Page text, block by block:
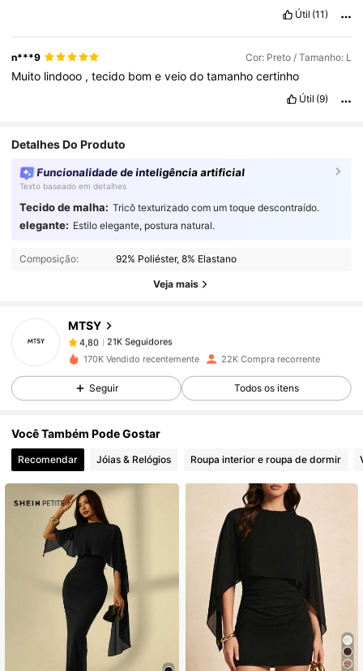
Útil (11)
n***9 Cor: Preto / Tamanho: L
Muito lindooo ,tecido bomeveiodotamanhocertinho
Útil (9)
Detalhes Do Produto
Funcionalidade de inteligência artificial
Texto baseado em detalhes
Tecido de malha: Tricô texturizado com um toque descontraído.
elegante: Estilo elegante, postura natural.
Composição: 92% Poliéster, 8% Elastano
Veja mais
MTSY
21K Seguidores
21K Seguidores
4,80 21K Seguidores
21K Seguidores
4,80
4,80
4,80 21K Seguidores
4,80 21K Seguidores
21K Seguidores
170K Vendido recentemente 22K Compra recorrente
Seguir Todos os itens
Você Também Pode Gostar
Recomendar Jóias & Relógios Roupa interior e roupa de dormir